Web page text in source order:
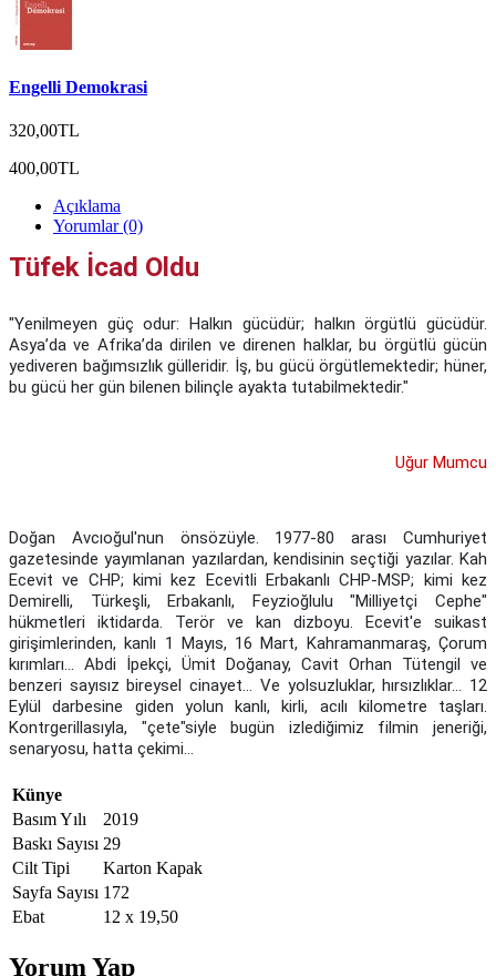
Engelli Demokrasi
320,00TL
400,00TL
Açıklama
Yorumlar (0)
Tüfek İcad Oldu
"Yenilmeyen güç odur: Halkın gücüdür; halkın örgütlü gücüdür.
Asya’da ve Afrika’da dirilen ve direnen halklar, bu örgütlü gücün
yediveren bağımsızlık gülleridir. İş, bu gücü örgütlemektedir; hüner,
bu gücü her gün bilenen bilinçle ayakta tutabilmektedir."
Uğur Mumcu
Doğan Avcıoğul'nun önsözüyle. 1977-80 arası Cumhuriyet
gazetesinde yayımlanan yazılardan, kendisinin seçtiği yazılar. Kah
Ecevit ve CHP; kimi kez Ecevitli Erbakanlı CHP-MSP; kimi kez
Demirelli, Türkeşli, Erbakanlı, Feyzioğlulu "Milliyetçi Cephe"
hükmetleri iktidarda. Terör ve kan dizboyu. Ecevit'e suikast
girişimlerinden, kanlı 1 Mayıs, 16 Mart, Kahramanmaraş, Çorum
kırımları... Abdi İpekçi, Ümit Doğanay, Cavit Orhan Tütengil ve
benzeri sayısız bireysel cinayet... Ve yolsuzluklar, hırsızlıklar... 12
Eylül darbesine giden yolun kanlı, kirli, acılı kilometre taşları.
Kontrgerillasıyla, "çete"siyle bugün izlediğimiz filmin jeneriği,
senaryosu, hatta çekimi...
Künye
Basım Yılı
2019
Baskı Sayısı 29
Cilt Tipi
Karton Kapak
Sayfa Sayısı 172
Ebat
12 x 19,50
Yorum Yap